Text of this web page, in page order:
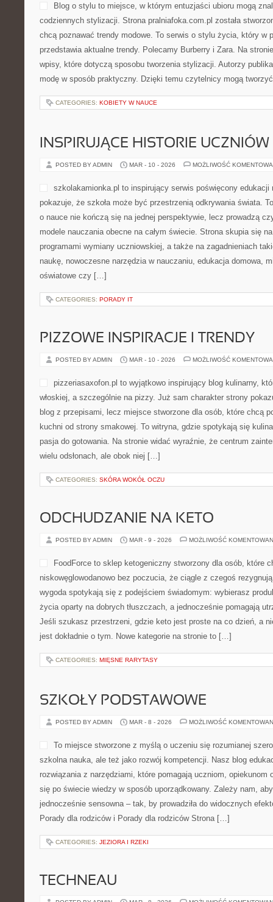
Blog o stylu to miejsce, w którym entuzjaści ubioru mogą
codziennych stylizacji. Strona pralniafoka.com.pl została
chcą poznawać trendy modowe. To serwis o stylu życia, który w
przedstawia aktualne trendy. Polecamy Burberry i Zara. Na
wpisy, które dotyczą sposobu tworzenia stylizacji. Autorzy
modę w sposób praktyczny. Dzięki temu czytelnicy mogą
CATEGORIES: KOBIETY W NAUCE
INSPIRUJĄCE HISTORIE
POSTED BY ADMIN MAR - 10 - 2026 MOŻLIWOŚĆ
szkolakamionka.pl to inspirujący serwis poświęcony edukacji
pokazuje, że szkoła może być przestrzenią odkrywania świata.
o nauce nie kończą się na jednej perspektywie, lecz prowadzą
modele nauczania obecne na całym świecie. Strona skupia się
programami wymiany uczniowskiej, a także na zagadnieniach
naukę, nowoczesne narzędzia w nauczaniu, edukacja domowa,
oświatowe czy […]
CATEGORIES: PORADY IT
PIZZOWE INSPIRACJE I TRENDY
POSTED BY ADMIN MAR - 10 - 2026 MOŻLIWOŚĆ
pizzeriasaxofon.pl to wyjątkowo inspirujący blog kulinarny,
włoskiej, a szczególnie na pizzy. Już sam charakter strony
blog z przepisami, lecz miejsce stworzone dla osób, które chcą
kuchni od strony smakowej. To witryna, gdzie spotykają się
pasja do gotowania. Na stronie widać wyraźnie, że centrum
wielu odsłonach, ale obok niej […]
CATEGORIES: SKÓRA WOKÓŁ OCZU
ODCHUDZANIE NA KETO
POSTED BY ADMIN MAR - 9 - 2026 MOŻLIWOŚĆ
FoodForce to sklep ketogeniczny stworzony dla osób, które
niskowęglowodanowo bez poczucia, że ciągle z czegoś
wygoda spotykają się z podejściem świadomym: wybierasz
życia oparty na dobrych tłuszczach, a jednocześnie pomagają
Jeśli szukasz przestrzeni, gdzie keto jest proste na co dzień, a
jest dokładnie o tym. Nowe kategorie na stronie to […]
CATEGORIES: MIĘSNE RARYTASY
SZKOŁY PODSTAWOWE
POSTED BY ADMIN MAR - 8 - 2026 MOŻLIWOŚĆ
To miejsce stworzone z myślą o uczeniu się rozumianej
szkolna nauka, ale też jako rozwój kompetencji. Nasz blog
rozwiązania z narzędziami, które pomagają uczniom, opiekunom
się po świecie wiedzy w sposób uporządkowany. Zależy nam,
jednocześnie sensowna – tak, by prowadziła do widocznych
Porady dla rodziców i Porady dla rodziców Strona […]
CATEGORIES: JEZIORA I RZEKI
TECHNEAU